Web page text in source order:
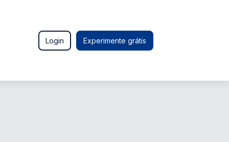
Login Experimente grátis